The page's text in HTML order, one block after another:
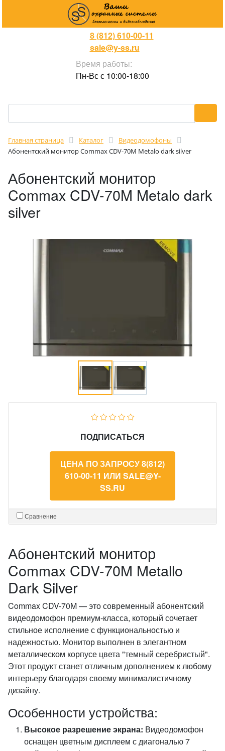
8 (812) 610-00-11
sale@y-ss.ru
Время работы:
Пн-Вс с 10:00-18:00
Главная страница Каталог
Видеодомофоны
Абонентский монитор Commax CDV-70M Metalo dark silver
Абонентский монитор
Commax CDV-70M Metalo dark
silver
ПОДПИСАТЬСЯ
ЦЕНА ПО ЗАПРОСУ 8(812)
610-00-11 ИЛИ SALE@Y-
SS.RU
Сравнение
Абонентский монитор
Commax CDV-70M Metallo
Dark Silver
Commax CDV-70M — это современный абонентский
видеодомофон премиум-класса, который сочетает
стильное исполнение с функциональностью и
надежностью. Монитор выполнен в элегантном
металлическом корпусе цвета "темный серебристый".
Этот продукт станет отличным дополнением к любому
интерьеру благодаря своему минималистичному
дизайну.
Особенности устройства:
Высокое разрешение экрана: Видеодомофон
оснащен цветным дисплеем с диагональю 7